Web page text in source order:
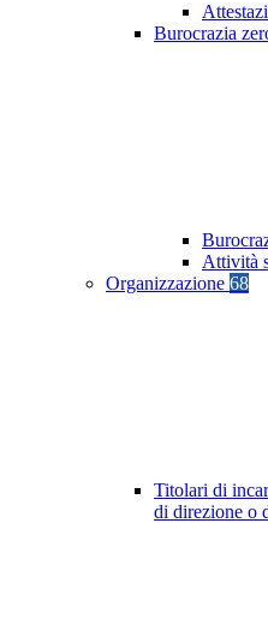
Burocrazia
Attività
Organizzazione 68
Titolari di
di direzione o